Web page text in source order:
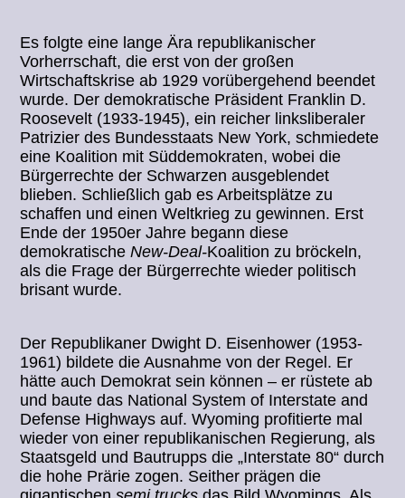
Es folgte eine lange Ära republikanischer
Vorherrschaft, die erst von der großen
Wirtschaftskrise ab 1929 vorübergehend beendet
wurde. Der demokratische Präsident Franklin D.
Roosevelt (1933-1945), ein reicher linksliberaler
Patrizier des Bundesstaats New York, schmiedete
eine Koalition mit Süddemokraten, wobei die
Bürgerrechte der Schwarzen ausgeblendet
blieben. Schließlich gab es Arbeitsplätze zu
schaffen und einen Weltkrieg zu gewinnen. Erst
Ende der 1950er Jahre begann diese
demokratischeNew-Deal-Koalition zu bröckeln,
als die Frage der Bürgerrechte wieder politisch
brisant wurde.
Der Republikaner Dwight D. Eisenhower (1953-
1961) bildete die Ausnahme von der Regel. Er
hätte auch Demokrat sein können – er rüstete ab
und baute das National System of Interstate and
Defense Highways auf. Wyoming profitierte mal
wieder von einer republikanischen Regierung, als
Staatsgeld und Bautrupps die „Interstate 80“ durch
die hohe Prärie zogen. Seither prägen die